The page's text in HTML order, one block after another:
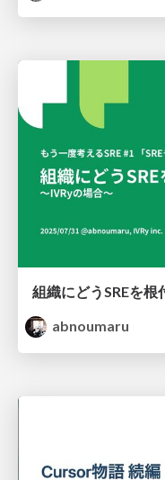
組織にどうSREを
abnoumaru